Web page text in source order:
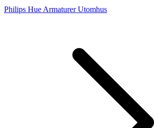
Philips Hue Armaturer Utomhus